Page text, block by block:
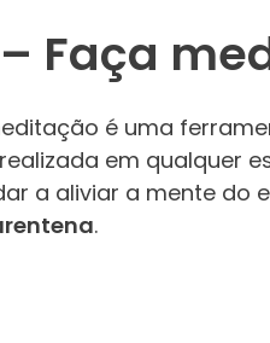
Faça
é uma
em qualquer
a aliviar a mente do
.